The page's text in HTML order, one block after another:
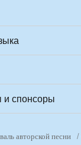
и спонсоры
авторской песни